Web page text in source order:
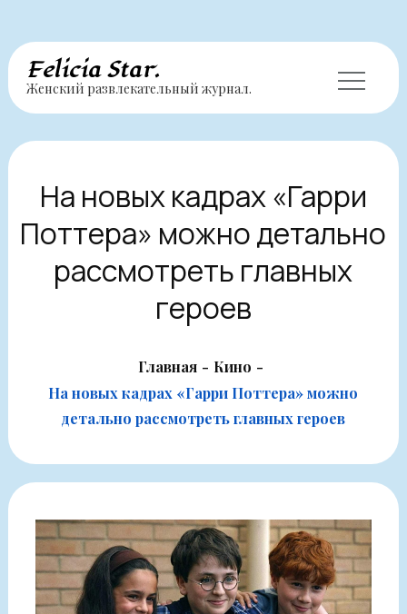
Перейти
содержимому
Felicia Star.
Женский развлекательный журнал.
На новых кадрах «Гарри
Поттера» можно детально
рассмотреть главных
героев
Главная
Кино
На новых кадрах «Гарри Поттера» можно
детально рассмотреть главных героев